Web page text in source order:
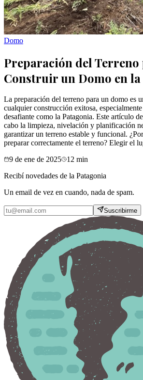
Domo
Preparación del Terreno
Construir un Domo en
La preparación del terreno para un domo es
cualquier construcción exitosa,
desafiante como la Patagonia. Este artículo
cabo la limpieza, nivelación y planificación
garantizar un terreno estable y funcional.
preparar correctamente el terreno? Elegir el
9 de ene de 2025
12 min
Recibí novedades de la Patagonia
Un email de vez en cuando, nada de spam.
Suscribirme